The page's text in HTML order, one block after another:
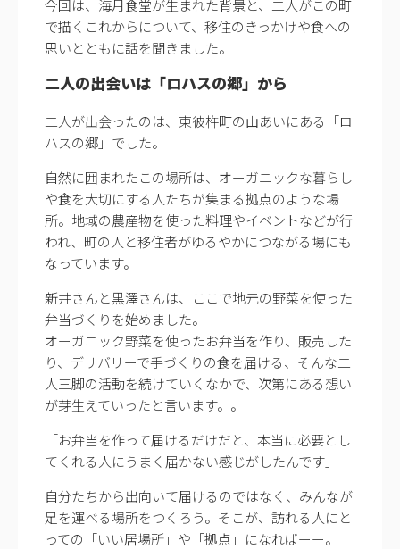
今回は、海月食堂が生まれた背景と、二人がこの町
で描くこれからについて、移住のきっかけや食への
思いとともに話を聞きました。
二人の出会いは「ロハスの郷」から
二人が出会ったのは、東彼杵町の山あいにある「ロ
ハスの郷」でした。
自然に囲まれたこの場所は、オーガニックな暮らし
や食を大切にする人たちが集まる拠点のような場
所。地域の農産物を使った料理やイベントなどが行
われ、町の人と移住者がゆるやかにつながる場にも
なっています。
新井さんと黒澤さんは、ここで地元の野菜を使った
弁当づくりを始めました。
オーガニック野菜を使ったお弁当を作り、販売した
り、デリバリーで手づくりの食を届ける、そんな二
人三脚の活動を続けていくなかで、次第にある想い
が芽生えていったと言います。。
「お弁当を作って届けるだけだと、本当に必要とし
てくれる人にうまく届かない感じがしたんです」
自分たちから出向いて届けるのではなく、みんなが
足を運べる場所をつくろう。そこが、訪れる人にと
っての「いい居場所」や「拠点」になればーー。